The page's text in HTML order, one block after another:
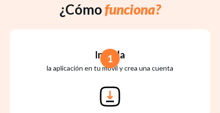
¿Cómo funciona?
Instala
la aplicación en tu móvil y crea una cuenta
1